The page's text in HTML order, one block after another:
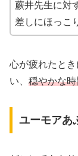
蕨井先生に対
差しにほっこ
心が疲れたと
い、 穏やかな
ユーモアあ